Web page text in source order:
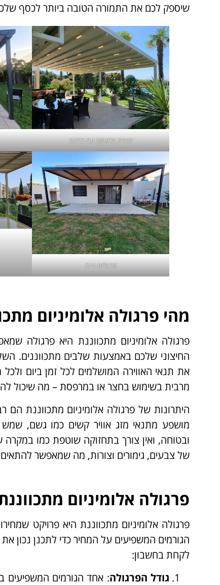
שיספק לכם את התמורה הטובה ביותר לכסף
סגירת מרפסותעם ברזנט
פרגולות גינה
מהי פרגולה אלומיניום
פרגולה אלומיניום מתכווננת היא פרגולה
החיצוני שלכם באמצעות שלבים מתכווננים.
את תנאי האווירה המושלמים לכל זמן ביום
מרבית בשימוש בחצר או במרפסת – מה שיכול
היתרונות של פרגולה אלומיניום מתכווננת הם
מושפע מתנאי מזג אוויר קשים כמו גשם,
ובטוחה, ואין צורך בתחזוקה שוטפת כמו במקרה
של צבעים, גימורים וצורות, מה שמאפשר
פרגולה אלומיניום
פרגולה אלומיניום מתכווננת היא פרויקט
הגורמים המשפיעים על המחיר כדי לתכנן
לקחת בחשבון:
גודל הפרגולה: אחד הגורמים המשפיעים